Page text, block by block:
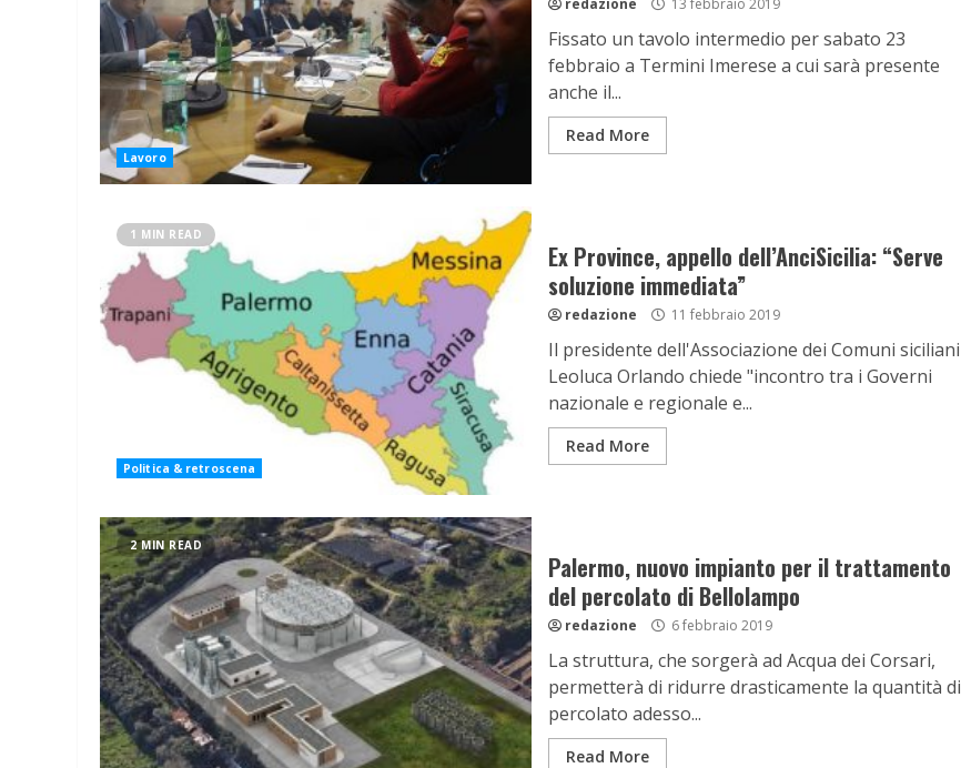
Lavoro
redazione 13 febbraio 2019
Fissato un tavolo intermedio per sabato 23
febbraio a Termini Imerese a cui sarà presente
anche il...
Read More
1 MIN READ
Politica & retroscena
Ex Province, appello dell’AnciSicilia: “Serve
soluzione immediata”
redazione 11 febbraio 2019
Il presidente dell'Associazione dei Comuni siciliani
Leoluca Orlando chiede "incontro tra i Governi
nazionale e regionale e...
Read More
2 MIN READ
Palermo, nuovo impianto per il trattamento
del percolato di Bellolampo
redazione 6 febbraio 2019
La struttura, che sorgerà ad Acqua dei Corsari,
permetterà di ridurre drasticamente la quantità di
percolato adesso...
Read More